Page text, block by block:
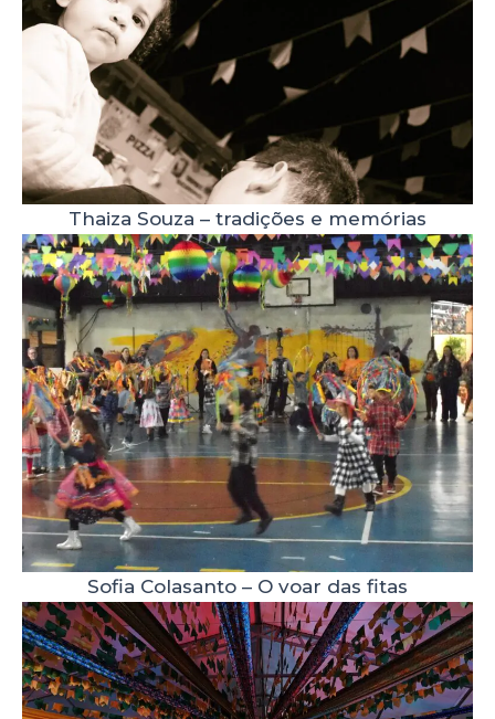
Thaiza Souza – tradições e memórias
Sofia Colasanto – O voar das fitas